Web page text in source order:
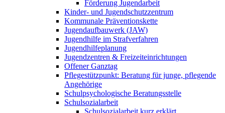
Förderung Jugendarbeit
Kinder- und Jugendschutzzentrum
Kommunale Präventionskette
Jugendaufbauwerk (JAW)
Jugendhilfe im Strafverfahren
Jugendhilfeplanung
Jugendzentren & Freizeiteinrichtungen
Offener Ganztag
Pflegestützpunkt: Beratung für junge, pflegende
Angehörige
Schulpsychologische Beratungsstelle
Schulsozialarbeit
Schulsozialarbeit kurz erklärt